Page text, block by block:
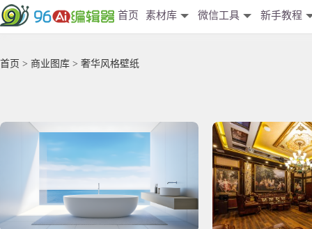
首页 素材库 微信工具 新手教程
首页 > 商业图库 > 奢华风格壁纸